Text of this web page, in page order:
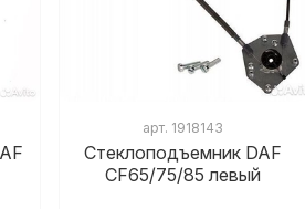
арт. 1918143
Стеклоподъемник DAF
CF65/75/85 левый